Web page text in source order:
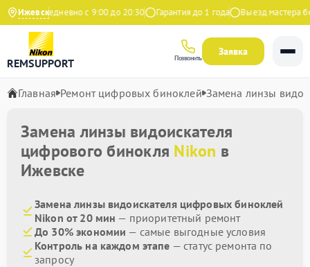
Ижевск
Ежедневно с 9:00 до 20:30 Гарантия до 1 года Выезд мастера
REMSUPPORT Позвонить
Заявка
Главная Ремонт цифровых биноклей Замена линзы
Замена линзы видоискателя
цифрового бинокля Nikon в
Ижевске
Замена линзы видоискателя цифровых биноклей
Nikon от 20 мин — приоритетный ремонт
До 30% экономии — самые выгодные условия
Контроль на каждом этапе — статус ремонта по
запросу